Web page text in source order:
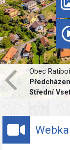
Projekt
Ratibořje
unií.
zadržena v
podmínek